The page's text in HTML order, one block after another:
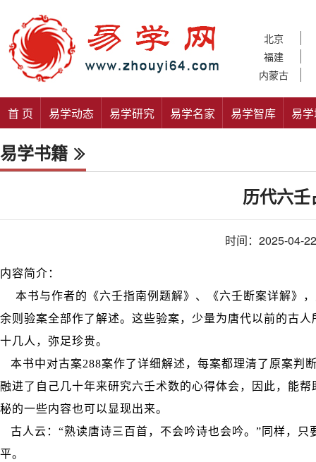
北京
福建
内蒙古
首 页 易学动态 易学研究 易学名家 易学智库 易
易学书籍
历代六
时间：2025-04-22
内容简介：
本书与作者的《六壬指南例题解》、《六壬断案详解》
余则验案全部作了解述。这些验案，少量为唐代以前的古
十几人，弥足珍贵。
本书中对古案288案作了详细解述，每案都理清了原案判
融进了自己几十年来研究六壬术数的心得体会，因此，能
秘的一些内容也可以显现出来。
古人云：“熟读唐诗三百首，不会吟诗也会吟。”同样，
平。